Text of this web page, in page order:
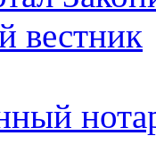
вестник